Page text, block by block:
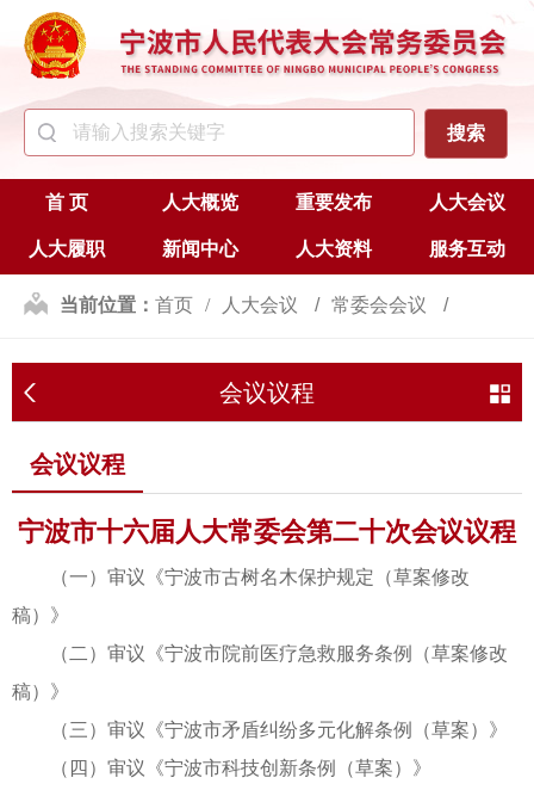
首 页 人大概览 重要发布 人大会议
人大履职 新闻中心 人大资料 服务互动
当前位置： 首页 人大会议 常委会会议
会议议程
会议议程
会议议程
宁波市十六届人大常委会第二十次会议议程
（一）审议《宁波市古树名木保护规定（草案修改
稿）》
（二）审议《宁波市院前医疗急救服务条例（草案修改
稿）》
（三）审议《宁波市矛盾纠纷多元化解条例（草案）》
（四）审议《宁波市科技创新条例（草案）》